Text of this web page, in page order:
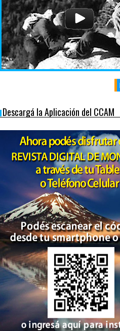
Descargá la Aplicación del CCAM